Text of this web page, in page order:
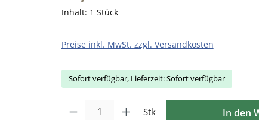
Inhalt: 1 Stück
Preise inkl. MwSt. zzgl. Versandkosten
Sofort verfügbar, Lieferzeit: Sofort verfügbar
Stk In den